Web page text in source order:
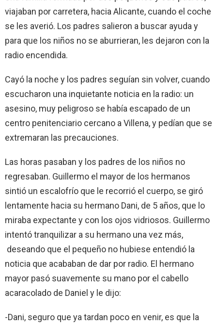
viajaban por carretera, hacia Alicante, cuando el coche
se les averió. Los padres salieron a buscar ayuda y
para que los niños no se aburrieran, les dejaron con la
radio encendida.
Cayó la noche y los padres seguían sin volver, cuando
escucharon una inquietante noticia en la radio: un
asesino, muy peligroso se había escapado de un
centro penitenciario cercano a Villena, y pedían que se
extremaran las precauciones.
Las horas pasaban y los padres de los niños no
regresaban. Guillermo el mayor de los hermanos
sintió un escalofrío que le recorrió el cuerpo, se giró
lentamente hacia su hermano Dani, de 5 años, que lo
miraba expectante y con los ojos vidriosos. Guillermo
intentó tranquilizar a su hermano una vez más,
deseando que el pequeño no hubiese entendió la
noticia que acababan de dar por radio. El hermano
mayor pasó suavemente su mano por el cabello
acaracolado de Daniel y le dijo:
-Dani, seguro que ya tardan poco en venir, es que la